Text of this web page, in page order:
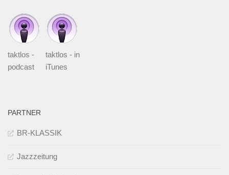
taktlos -
podcast
taktlos - in
iTunes
PARTNER
BR-KLASSIK
Jazzzeitung